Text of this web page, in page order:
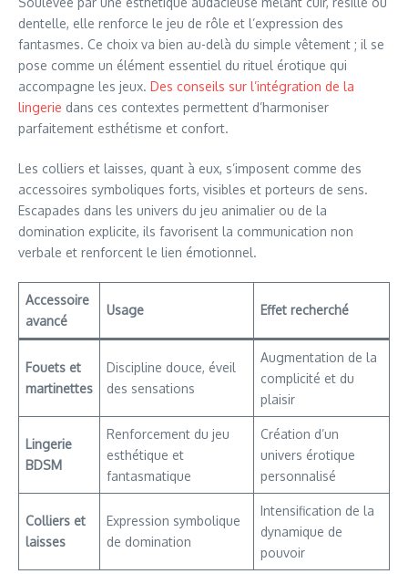
dentelle, elle renforce le jeu de rôle et l’expression des
fantasmes. Ce choix va bien au-delà du simple vêtement ; il se
pose comme un élément essentiel du rituel érotique qui
accompagne les jeux. Des conseils sur l’intégration de la
lingerie dans ces contextes permettent d’harmoniser
parfaitement esthétisme et confort.
Les colliers et laisses, quant à eux, s’imposent comme des
accessoires symboliques forts, visibles et porteurs de sens.
Escapades dans les univers du jeu animalier ou de la
domination explicite, ils favorisent la communication non
verbale et renforcent le lien émotionnel.
Accessoire
avancé
Usage Effet recherché
Fouets et
martinettes
Discipline douce, éveil
des sensations
Augmentation de la
complicité et du
plaisir
Lingerie
BDSM
Renforcement du jeu
esthétique et
fantasmatique
Création d’un
univers érotique
personnalisé
Colliers et
laisses
Expression symbolique
de domination
Intensification de la
dynamique de
pouvoir